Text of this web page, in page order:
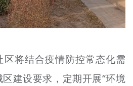
区将结合疫情防控常态化需
建设要求，定期开展“环境